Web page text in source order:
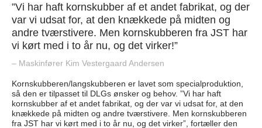
”Vi har haft kornskubber af et andet fabrikat, og der
var vi udsat for, at den knækkede på midten og
andre tværstivere. Men kornskubberen fra JST har
vi kørt med i to år nu, og det virker!”
– Maskinfører Kim Vestergaard Andersen
Kornskubberen/langskubberen er lavet som specialproduktion,
så den er tilpasset til DLGs ønsker og behov. ”Vi har haft
kornskubber af et andet fabrikat, og der var vi udsat for, at den
knækkede på midten og andre tværstivere. Men kornskubberen
fra JST har vi kørt med i to år nu, og det virker”, fortæller den